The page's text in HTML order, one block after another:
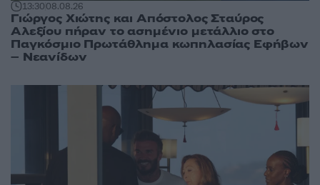
13:3008.08.26
Γιώργος Χιώτης και Απόστολος Σταύρος
Αλεξίου πήραν το ασημένιο μετάλλιο στο
Παγκόσμιο Πρωτάθλημα κωπηλασίας Εφήβων
– Νεανίδων